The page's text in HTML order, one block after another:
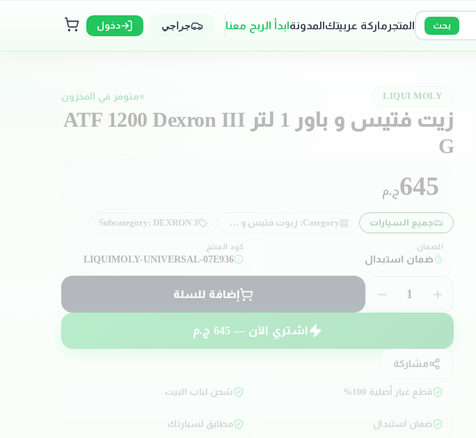
بحث المتجر ماركة عربيتكالمدونةابدأ الربح معنا جراجي دخول
LIQUI MOLY متوفر في المخزون
زيت فتيس و باور 1 لتر ATF 1200 Dexron III
G
645ج.م
جميع السيارات Category: زيوت فتيس و دبرياج و باور Subcategory: DEXRON 3
الضمان
ضمان استبدال
كود المنتج
LIQUIMOLY-UNIVERSAL-07E936
1 إضافة للسلة
اشتري الآن — 645 ج.م
مشاركة
قطع غيار أصلية 100% شحن لباب البيت
ضمان استبدال مطابق لسيارتك